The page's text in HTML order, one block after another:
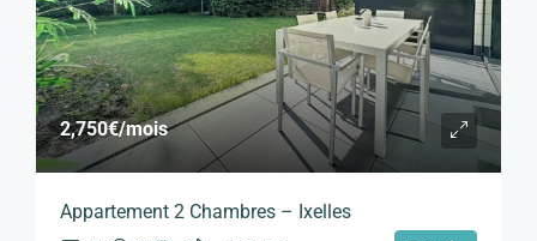
2,750€/mois
Appartement 2 Chambres – Ixelles